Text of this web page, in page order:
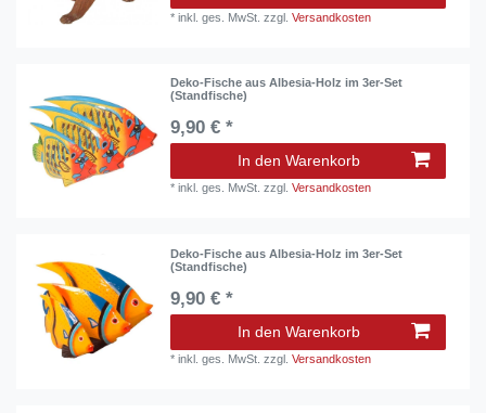
*inkl. ges. MwSt. zzgl.Versandkosten
Deko-Fische aus Albesia-Holz im 3er-Set
(Standfische)
9,90 € *
In den Warenkorb
*inkl. ges. MwSt. zzgl.Versandkosten
Deko-Fische aus Albesia-Holz im 3er-Set
(Standfische)
9,90 € *
In den Warenkorb
*inkl. ges. MwSt. zzgl.Versandkosten